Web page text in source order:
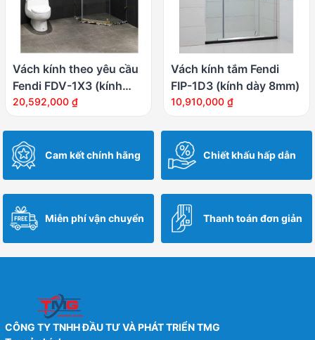
Vách kính theo yêu cầu
Fendi FDV-1X3 (kính
dày 10mm)
20,592,000 ₫
Vách kính tắm Fendi
FIP-1D3 (kính dày 8mm)
10,910,000 ₫
Cam kết chính hãng Chiết khấu hấp dẫn
Miễn phí vận chuyển Thanh toán đơn giản
CÔNG TY TNHH ĐẦU TƯ VÀ PHÁT TRIỂN TMG